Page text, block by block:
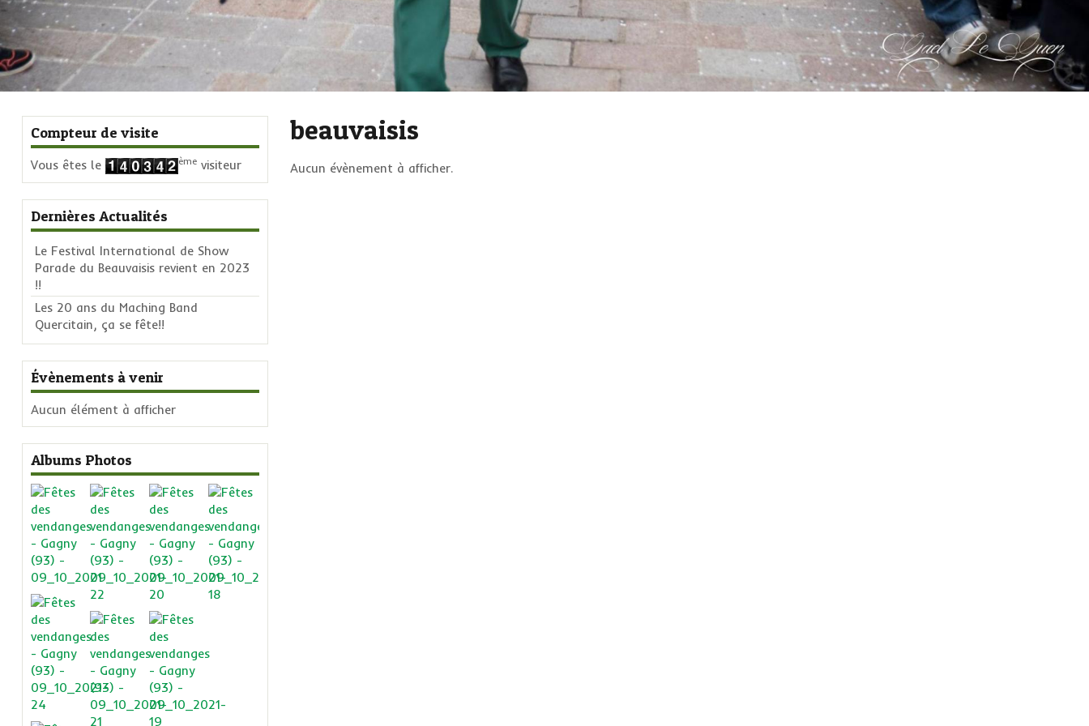
Compteur de visite
Vous êtes le èmevisiteur
Dernières Actualités
Le Festival International de Show
Parade du Beauvaisis revient en 2023
!!
Les 20 ans du Maching Band
Quercitain, ça se fête!!
Évènements à venir
Aucun élément à afficher
Albums Photos
beauvaisis
Aucun évènement à afficher.